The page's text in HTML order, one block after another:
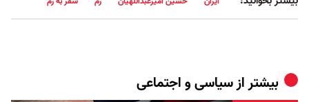
بیشتر ازسیاسی و اجتماعی